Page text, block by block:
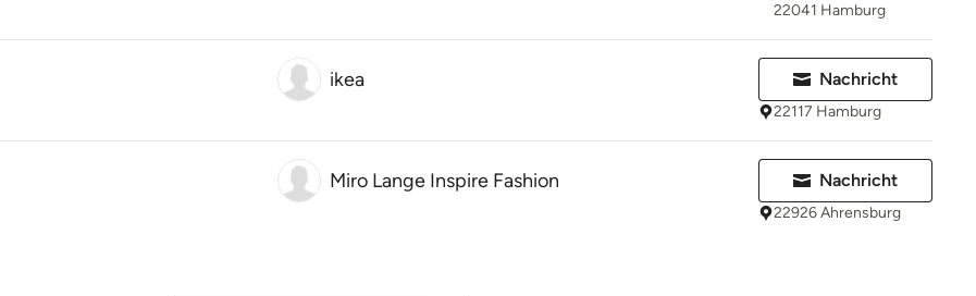
22041 Hamburg
ikea Nachricht
22117 Hamburg
Miro Lange Inspire Fashion Nachricht
22926 Ahrensburg